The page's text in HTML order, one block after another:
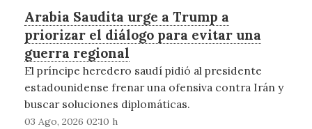
Arabia Saudita urge a Trump a
priorizar el diálogo para evitar una
guerra regional
El príncipe heredero saudí pidió al presidente
estadounidense frenar una ofensiva contra Irán y
buscar soluciones diplomáticas.
03 Ago, 2026 02:10 h